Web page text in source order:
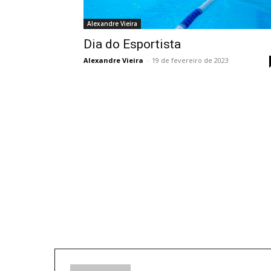
Alexandre Vieira
Dia do Esportista
Alexandre Vieira - 19 de fevereiro de 2023